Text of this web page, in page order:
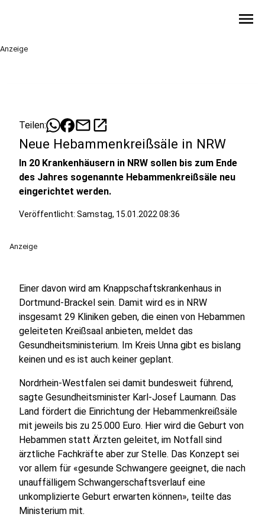
menu
Anzeige
Teilen: mailopen_in_new
Neue Hebammenkreißsäle in NRW
In 20 Krankenhäusern in NRW sollen bis zum Ende
des Jahres sogenannte Hebammenkreißsäle neu
eingerichtet werden.
Veröffentlicht: Samstag, 15.01.2022 08:36
Anzeige
Einer davon wird am Knappschaftskrankenhaus in
Dortmund-Brackel sein. Damit wird es in NRW
insgesamt 29 Kliniken geben, die einen von Hebammen
geleiteten Kreißsaal anbieten, meldet das
Gesundheitsministerium. Im Kreis Unna gibt es bislang
keinen und es ist auch keiner geplant.
Nordrhein-Westfalen sei damit bundesweit führend,
sagte Gesundheitsminister Karl-Josef Laumann. Das
Land fördert die Einrichtung der Hebammenkreißsäle
mit jeweils bis zu 25.000 Euro. Hier wird die Geburt von
Hebammen statt Ärzten geleitet, im Notfall sind
ärztliche Fachkräfte aber zur Stelle. Das Konzept sei
vor allem für «gesunde Schwangere geeignet, die nach
unauffälligem Schwangerschaftsverlauf eine
unkomplizierte Geburt erwarten können», teilte das
Ministerium mit.